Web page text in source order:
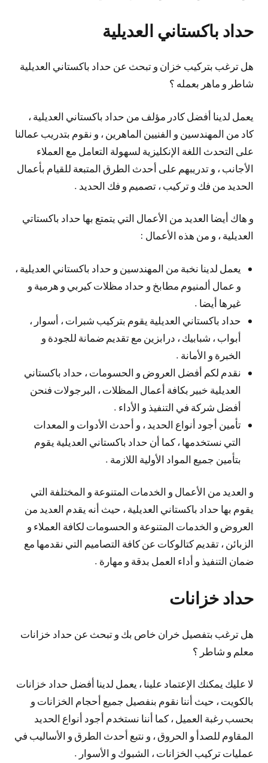
حداد باكستاني العديلية
هل ترغب بتركيب خزان و تبحث عن حداد باكستاني العديلية
شاطر و ماهر بعمله ؟
يعمل لدينا أفضل كادر مؤلف من حداد باكستاني العديلية ،
كاد من المهندسين و الفنيين الماهرين ، و نقوم بتدريب عمالنا
على التحدث اللغة الإنكليزية لسهولة التعامل مع العملاء
الأجانب ، و تدريبهم على أحدث الطرق المتبعة للقيام بأعمال
الحديد من فك و تركيب ، تصميم و فك الحديد .
و هاك أيضا العديد من الأعمال التي يتمتع بها حداد باكستاتي
العديلية ، و من هذه الأعمال :
يعمل لدينا نخبة من المهندسين و حداد باكستاني العديلية ،
و عمال ألمنيوم مطابخ و حداد مظلات كيربي و هرمية و
غيرها أيضا .
حداد باكستاني العديلية يقوم بتركيب شبرات ، أسوار ،
أبواب ، شبابيك ، درابزين مع تقديم ضمانة للجودة و
الخبرة و الأمانة .
نقدم لكم أفضل العروض و الحسومات ، حداد باكستاني
العديلية خبير بكافة أعمال المظلات ، البرجولات فنحن
أفضل شركة في التنفيذ و الأداء .
تأمين أجود أنواع الحديد ، و أحدث الأدوات و المعدات
التي نستخدمها ، كما أن حداد باكستاني العديلية يقوم
بتأمين جميع المواد الأولية اللازمة .
و العديد من الأعمال و الخدمات المتنوعة و المختلفة التي
يقوم بها حداد باكستاني العديلية ، حيث أنه يقدم العديد من
العروض و الخدمات المتنوعة و الحسومات لكافة العملاء و
الزبائن ، تقديم كتالوكات عن كافة التصاميم التي نقدمها مع
ضمان التنفيذ و أداء العمل بدقة و مهارة .
حداد خزانات
هل ترغب بتفصيل خران خاص بك و تبحث عن حداد خزانات
معلم و شاطر ؟
لا عليك يمكنك الإعتماد علينا ، يعمل لدينا أفضل حداد خزانات
بالكويت ، حيث أننا نقوم بنفصيل جميع أحجام الخزانات و
بحسب رغبة العميل ، كما أننا نستخدم أجود أنواع الحديد
المقاوم للصدأ و الحروق ، و نتبع أحدث الطرق و الأساليب في
عمليات تركيب الخزانات ، الشبوك و الأسوار .